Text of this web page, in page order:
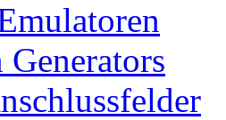
Generators